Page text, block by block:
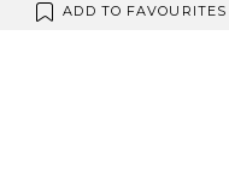
ADD TO FAVOURITES